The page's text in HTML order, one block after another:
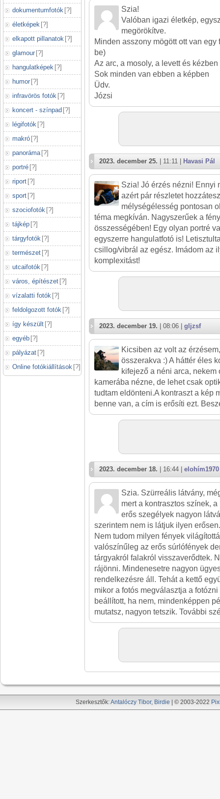
dokumentumfotók [?]
életképek [?]
elkapott pillanatok [?]
glamour [?]
hangulatképek [?]
humor [?]
infravörös fotók [?]
koncert - színpad [?]
légifotók [?]
makró [?]
panoráma [?]
portré [?]
riport [?]
sport [?]
szociofotók [?]
tájkép [?]
tárgyfotók [?]
természet [?]
utcaifotók [?]
város, építészet [?]
vízalatti fotók [?]
feldolgozott fotók [?]
így készült [?]
egyéb [?]
pályázat [?]
Online fotókiállítások [?]
Szia!
Valóban igazi életkép,
megörökítve.
Minden asszony mögött ott van egy
be)
Az arc, a mosoly, a levett és kézben
Sok minden van ebben a képben
Üdv.
Józsi
2023. december 25. | 11:11 | Havasi Pál
Szia! Jó érzés nézni! Ennyi
azért pár részletet
mélységélesség pontosan
téma megkíván. Nagyszerűek a
összességében! Egy olyan portré
egyszerre hangulatfotó is!
csillog/vibrál az egész. Imádom az
komplexitást!
2023. december 19. | 08:06 | gljzsf
Kicsiben az volt az
összerakva :) A háttér éles
kifejező a néni arca, nekem
kamerába nézne, de lehet csak
tudtam eldönteni.A kontraszt a kép
benne van, a cím is erősíti ezt.
2023. december 18. | 16:44 | elohím1970
Szia. Szürreális látvány,
mert a kontrasztos színek,
erős szegélyek nagyon
szerintem nem is látjuk ilyen
Nem tudom milyen fények
valószínűleg az erős súrlófények
tárgyakról falakról visszaverődtek.
rájönni. Mindenesetre nagyon
rendelkezésre áll. Tehát a kettő
mikor a fotós megválasztja a
beállított, ha nem, mindenképpen
mutatsz, nagyon tetszik. További
Szerkesztők:Antalóczy Tibor, Birdie | © 2003-2022